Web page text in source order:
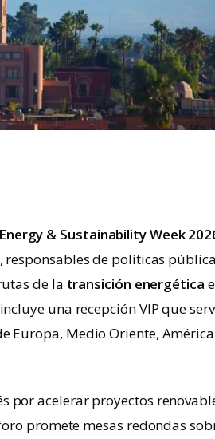
& Sustainability Week
de políticas
de la transición energética
una recepción VIP que
Europa, Medio Oriente,
por acelerar proyectos
promete mesas redondas